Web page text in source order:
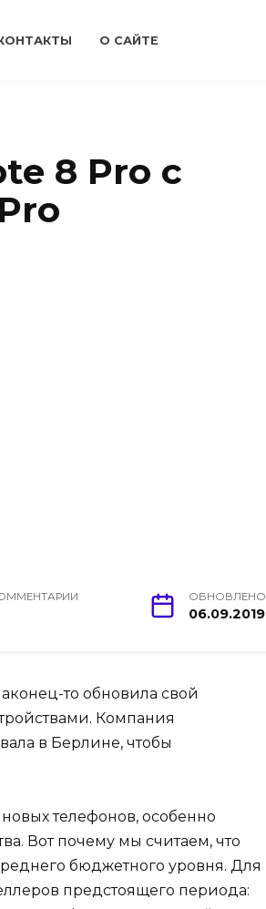
О САЙТЕ
8 Pro с
ОБНОВЛЕНО
06.09.2019
то обновила свой
Компания
в Берлине, чтобы
телефонов, особенно
Вот почему мы считаем, что
бюджетного уровня. Для
предстоящего периода: